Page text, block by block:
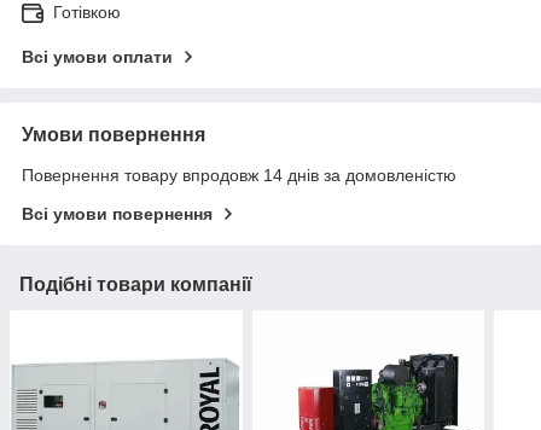
Готівкою
Всі умови оплати
Умови повернення
Повернення товару впродовж 14 днів за домовленістю
Всі умови повернення
Подібні товари компанії